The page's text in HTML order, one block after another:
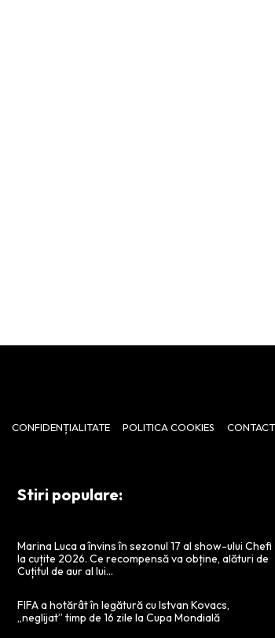
CONFIDENȚIALITATE POLITICA COOKIES CONTACT
Stiri populare:
Marina Luca a învins în sezonul 17 al show-ului Chefi
la cuțite 2026. Ce recompensă va obține, alături de
Cuțitul de aur al lui...
FIFA a hotărât în legătură cu Istvan Kovacs,
„neglijat” timp de 16 zile la Cupa Mondială